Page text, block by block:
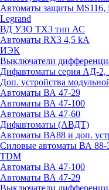
Автоматы защиты MS116,
Legrand
ВД УЗО TX3 тип АС
Автоматы RX3 4,5 kA
ИЭК
Выключатели
Дифавтоматы серия АД-
Доп. устройства
Автоматы ВА 47-29
Автоматы ВА 47-100
Автоматы ВА 47-60
Дифавтоматы (АВДТ)
Автоматы ВА88 и доп.
Силовые автоматы ВА 88-
TDM
Автоматы ВА 47-100
Автоматы ВА 47-29
Выключатели